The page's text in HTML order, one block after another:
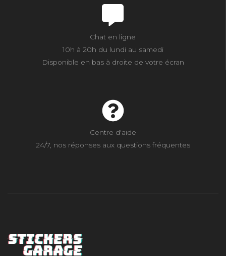
Chat en ligne
10h à 20h du lundi au samedi
Disponible en bas à droite de votre écran
Centre d'aide
24/7, nos réponses aux questions fréquentes